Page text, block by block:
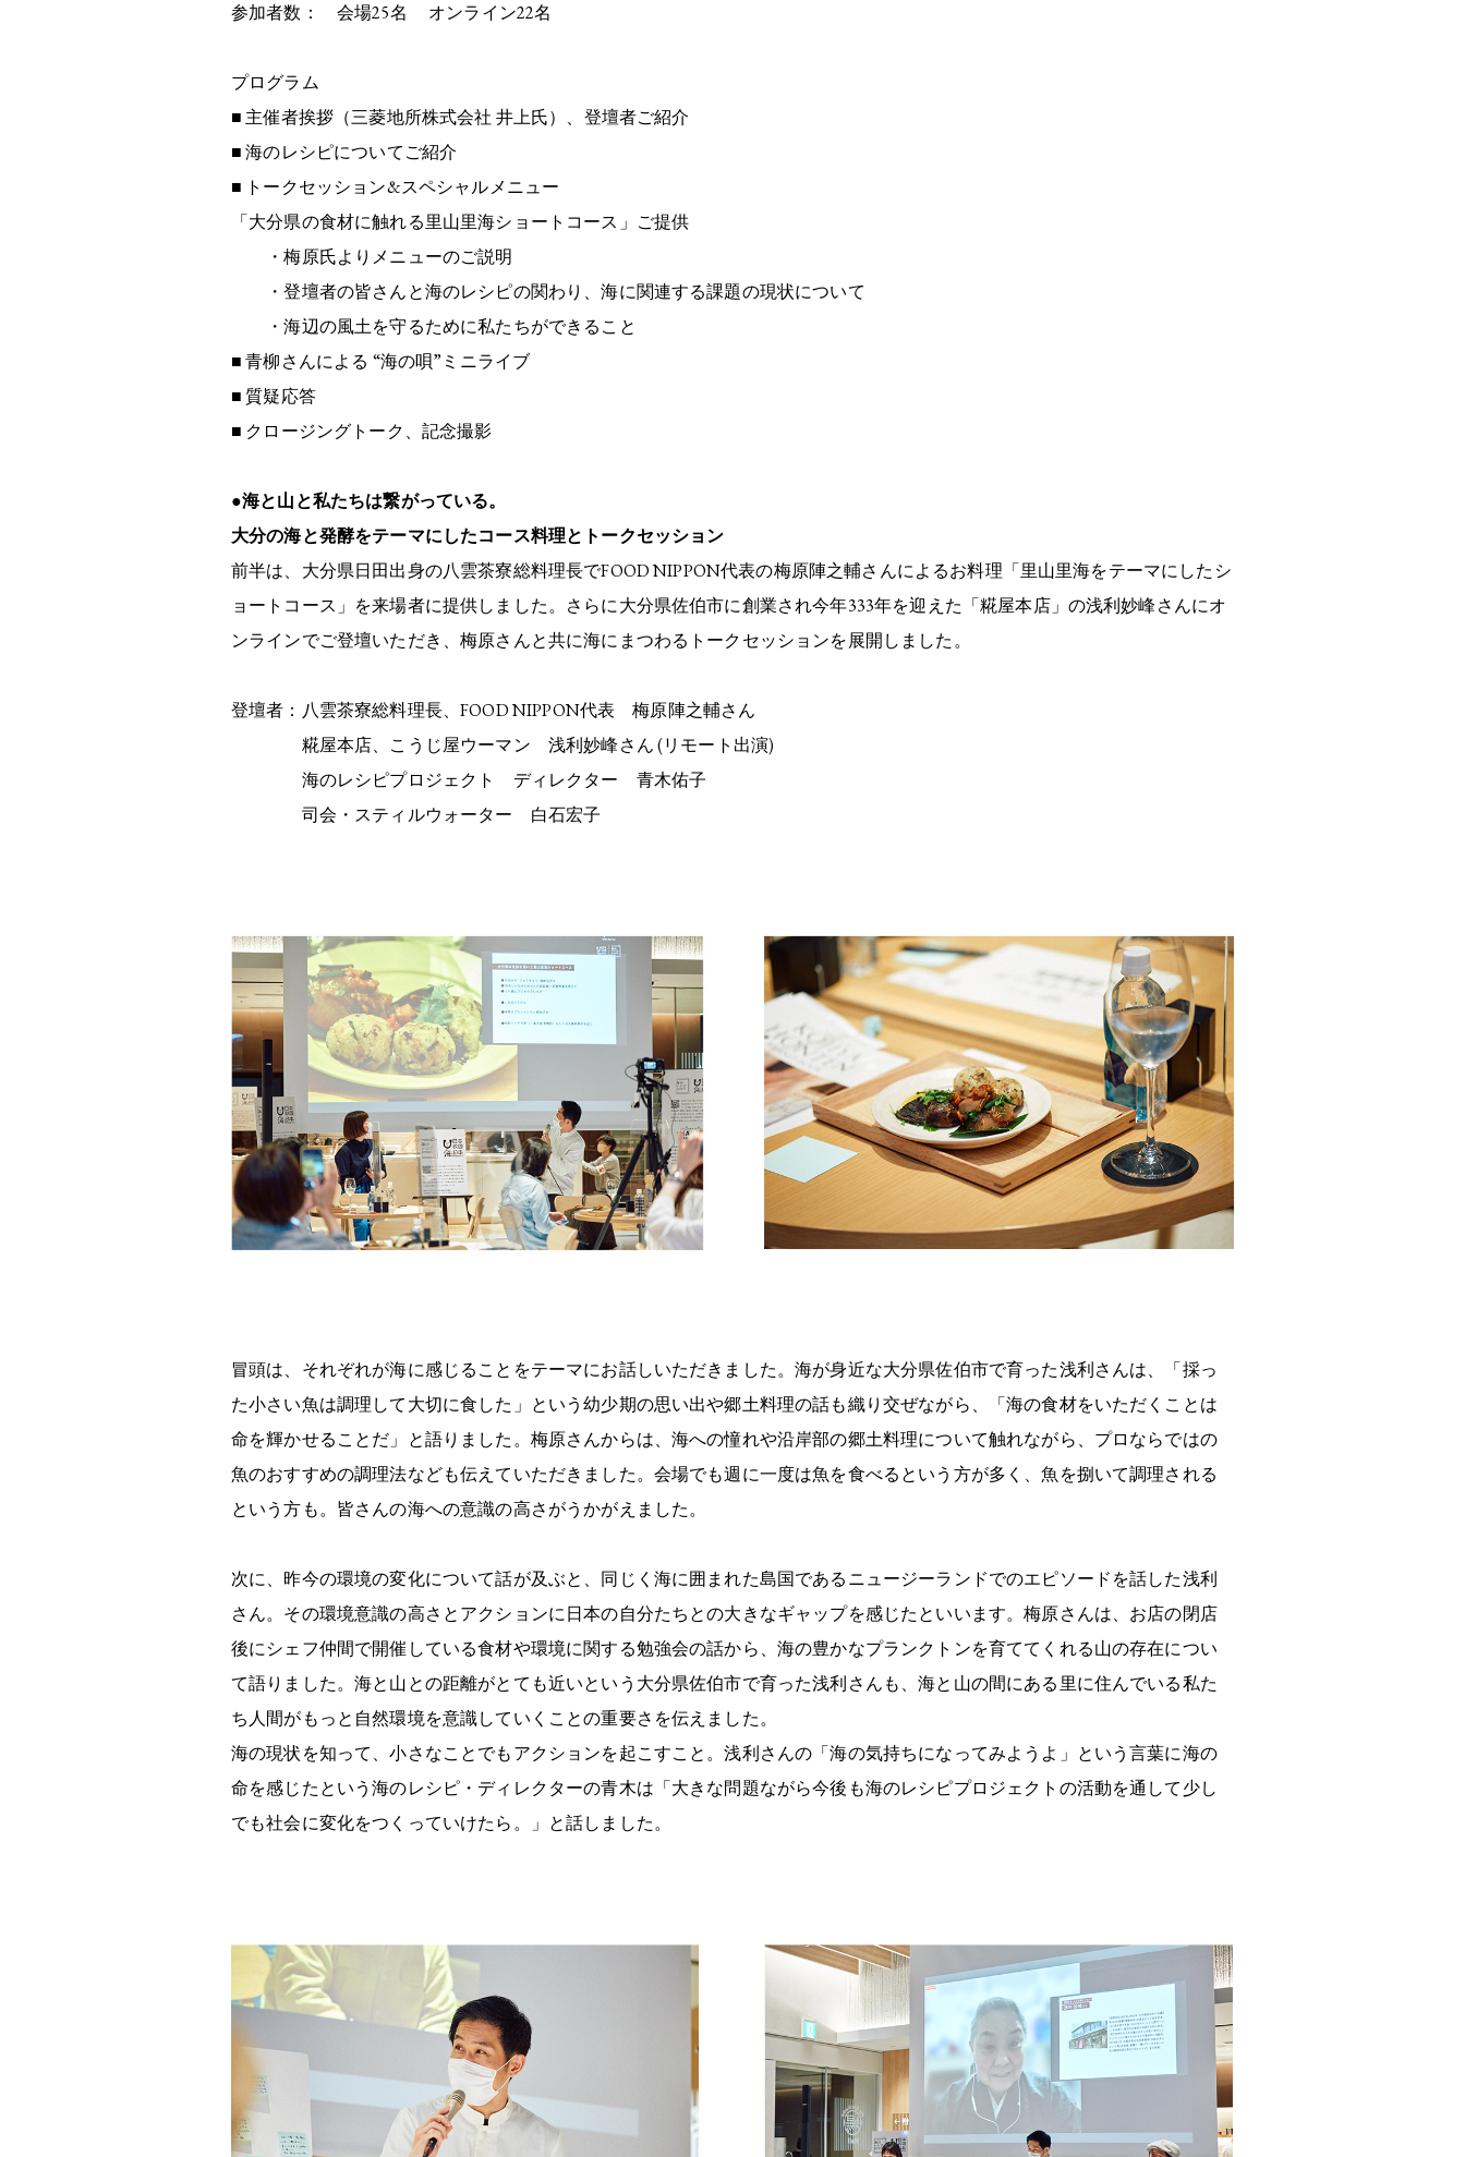
参加者数： 会場25名 オンライン22名
プログラム
■ 主催者挨拶（三菱地所株式会社 井上氏）、登壇者ご紹介
■ 海のレシピについてご紹介
■ トークセッション&スペシャルメニュー
「大分県の食材に触れる里山里海ショートコース」ご提供
・梅原氏よりメニューのご説明
・登壇者の皆さんと海のレシピの関わり、海に関連する課題の現状について
・海辺の風土を守るために私たちができること
■ 青柳さんによる “海の唄”ミニライブ
■ 質疑応答
■ クロージングトーク、記念撮影
●海と山と私たちは繋がっている。
大分の海と発酵をテーマにしたコース料理とトークセッション
前半は、大分県日田出身の八雲茶寮総料理長でFOOD NIPPON代表の梅原陣之輔さんによるお料理「里山里海をテーマにしたシ
ョートコース」を来場者に提供しました。さらに大分県佐伯市に創業され今年333年を迎えた「糀屋本店」の浅利妙峰さんにオ
ンラインでご登壇いただき、梅原さんと共に海にまつわるトークセッションを展開しました。
登壇者：八雲茶寮総料理長、FOOD NIPPON代表 梅原陣之輔さん
糀屋本店、こうじ屋ウーマン 浅利妙峰さん (リモート出演)
海のレシピプロジェクト ディレクター 青木佑子
司会・スティルウォーター 白石宏子
冒頭は、それぞれが海に感じることをテーマにお話しいただきました。海が身近な大分県佐伯市で育った浅利さんは、「採っ
た小さい魚は調理して大切に食した」という幼少期の思い出や郷土料理の話も織り交ぜながら、「海の食材をいただくことは
命を輝かせることだ」と語りました。梅原さんからは、海への憧れや沿岸部の郷土料理について触れながら、プロならではの
魚のおすすめの調理法なども伝えていただきました。会場でも週に一度は魚を食べるという方が多く、魚を捌いて調理される
という方も。皆さんの海への意識の高さがうかがえました。
次に、昨今の環境の変化について話が及ぶと、同じく海に囲まれた島国であるニュージーランドでのエピソードを話した浅利
さん。その環境意識の高さとアクションに日本の自分たちとの大きなギャップを感じたといいます。梅原さんは、お店の閉店
後にシェフ仲間で開催している食材や環境に関する勉強会の話から、海の豊かなプランクトンを育ててくれる山の存在につい
て語りました。海と山との距離がとても近いという大分県佐伯市で育った浅利さんも、海と山の間にある里に住んでいる私た
ち人間がもっと自然環境を意識していくことの重要さを伝えました。
海の現状を知って、小さなことでもアクションを起こすこと。浅利さんの「海の気持ちになってみようよ」という言葉に海の
命を感じたという海のレシピ・ディレクターの青木は「大きな問題ながら今後も海のレシピプロジェクトの活動を通して少し
でも社会に変化をつくっていけたら。」と話しました。